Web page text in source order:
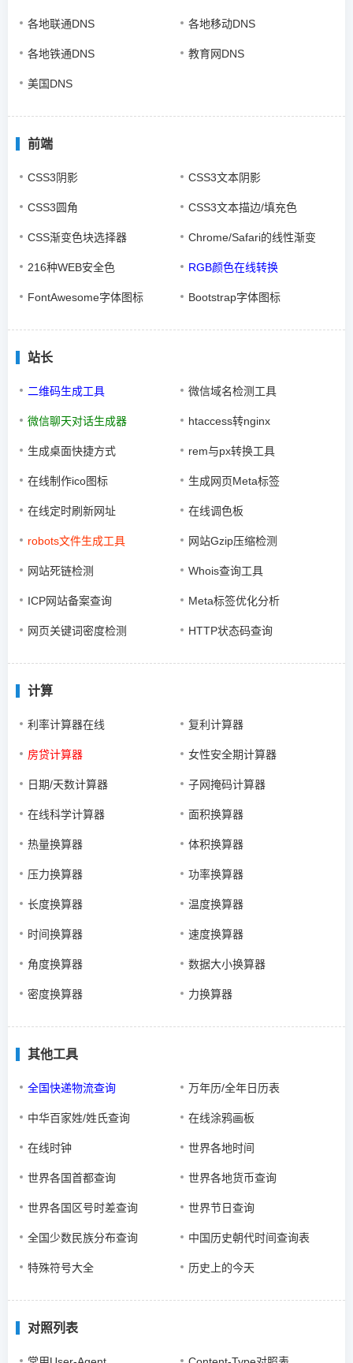
各地联通DNS 各地移动DNS
各地铁通DNS 教育网DNS
美国DNS
前端
CSS3阴影 CSS3文本阴影
CSS3圆角 CSS3文本描边/填充色
CSS渐变色块选择器 Chrome/Safari的线性渐变
216种WEB安全色 RGB颜色在线转换
FontAwesome字体图标 Bootstrap字体图标
站长
二维码生成工具 微信域名检测工具
微信聊天对话生成器 htaccess转nginx
生成桌面快捷方式 rem与px转换工具
在线制作ico图标 生成网页Meta标签
在线定时刷新网址 在线调色板
robots文件生成工具 网站Gzip压缩检测
网站死链检测 Whois查询工具
ICP网站备案查询 Meta标签优化分析
网页关键词密度检测 HTTP状态码查询
计算
利率计算器在线 复利计算器
房贷计算器 女性安全期计算器
日期/天数计算器 子网掩码计算器
在线科学计算器 面积换算器
热量换算器 体积换算器
压力换算器 功率换算器
长度换算器 温度换算器
时间换算器 速度换算器
角度换算器 数据大小换算器
密度换算器 力换算器
其他工具
全国快递物流查询 万年历/全年日历表
中华百家姓/姓氏查询 在线涂鸦画板
在线时钟 世界各地时间
世界各国首都查询 世界各地货币查询
世界各国区号时差查询 世界节日查询
全国少数民族分布查询 中国历史朝代时间查询表
特殊符号大全 历史上的今天
对照列表